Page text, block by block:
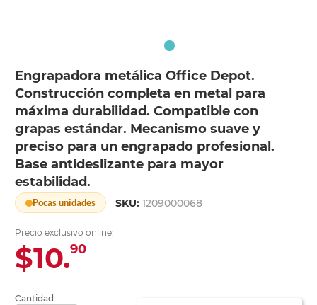
Engrapadora metálica Office Depot.
Construcción completa en metal para
máxima durabilidad. Compatible con
grapas estándar. Mecanismo suave y
preciso para un engrapado profesional.
Base antideslizante para mayor
estabilidad.
Pocas unidades SKU:1209000068
Precio exclusivo online:
$10.90
Cantidad